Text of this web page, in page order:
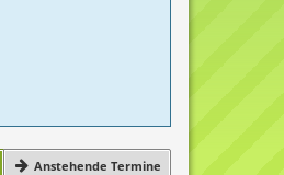
Anstehende Termine